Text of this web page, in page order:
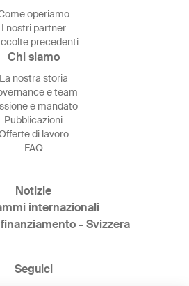
operiamo
I nostri partner
precedenti
Chi siamo
La nostra storia
e team
e mandato
Pubblicazioni
di lavoro
FAQ
Notizie
internazionali
- Svizzera
Seguici